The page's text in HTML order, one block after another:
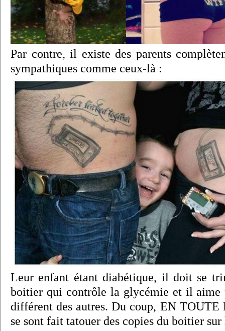
Par contre, il existe des parents
sympathiques comme ceux-là :
Leur enfant étant diabétique, il doit se
boitier qui contrôle la glycémie et il aime
différent des autres. Du coup, EN TOUTE
se sont fait tatouer des copies du boitier